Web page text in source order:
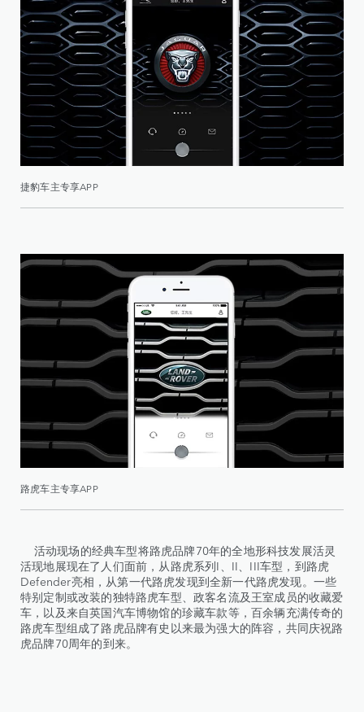
捷豹车主专享APP
路虎车主专享APP
活动现场的经典车型将路虎品牌70年的全地形科技发展活灵
活现地展现在了人们面前，从路虎系列I、II、III车型，到路虎
Defender亮相，从第一代路虎发现到全新一代路虎发现。一些
特别定制或改装的独特路虎车型、政客名流及王室成员的收藏爱
车，以及来自英国汽车博物馆的珍藏车款等，百余辆充满传奇的
路虎车型组成了路虎品牌有史以来最为强大的阵容，共同庆祝路
虎品牌70周年的到来。